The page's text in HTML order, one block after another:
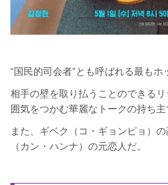
“国民的司会者”とも呼ばれる最もホ
相手の壁を取り払うことのできる
囲気をつかむ華麗なトークの持ち主
また、ギベク（コ・ギョンピョ）
（カン・ハンナ）の元恋人だ。